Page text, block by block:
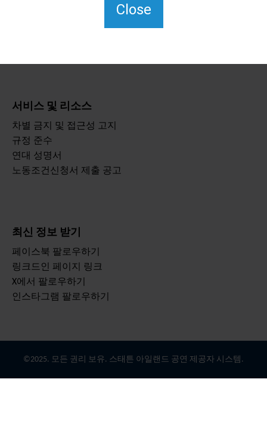
서비스 및 리소스
차별 금지 및 접근성 고지
규정 준수
연대 성명서
노동조건신청서 제출 공고
최신 정보 받기
페이스북 팔로우하기
링크드인 페이지 링크
X에서 팔로우하기
인스타그램 팔로우하기
©2025. 모든 권리 보유. 스태튼 아일랜드 공연 제공자 시스템.
Close